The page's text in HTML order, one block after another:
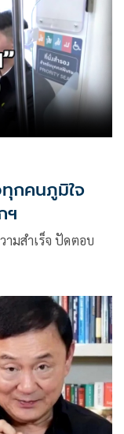
กคนภูมิใจ
ฯ
ามสำเร็จ ปัดตอบ